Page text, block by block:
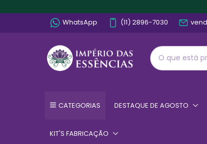
WhatsApp (11) 2896-7030
CATEGORIAS DESTAQUE DE AGOSTO
KIT'S FABRICAÇÃO